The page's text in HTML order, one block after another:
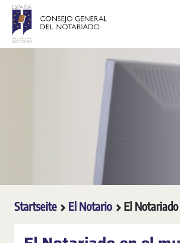
Zum Hauptinhalt springen
Startseite El Notario El